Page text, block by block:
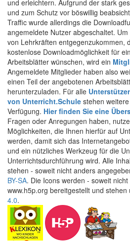
und erleichtern. Aufgrund der stark
und zum Schutz vor böswillig
Traffic wurde allerdings die
angemeldete Nutzer abgeschaltet.
von Lehrkräften entgegenzukommen,
kostenlose Downloadmöglichkeit für
Arbeitsblätter wünschen, wird ein
Angemeldete Mitglieder haben also
einen Teil der angebotenen
herunterzuladen. Für alle
von Unterricht.Schule stehen
Verfügung. Hier finden Sie eine
Fragen oder Anregungen haben,
Möglichkeiten, die Ihnen hierfür auf
werden, damit sich das
und ein nützliches Werkzeug für die
Unterrichtsdurchführung wird. Alle
stehen - soweit nicht anders
BY-SA. Die Icons werden - soweit
www.h5p.org bereitgestellt und
4.0.